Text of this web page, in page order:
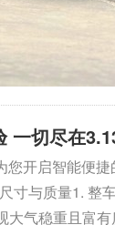
一切尽在
开启智能便
与质量1. 整
气稳重且富